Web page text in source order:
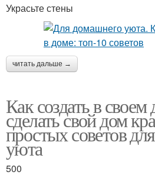
Украсьте стены
читать дальше →
Как создать в
сделать свой дом
простых советов
уюта
500